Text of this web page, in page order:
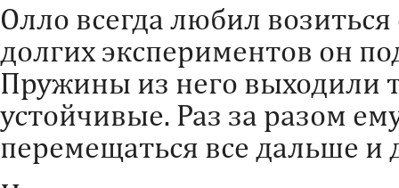
Олло всегда любил
долгих экспериментов он
Пружины из него выходили
устойчивые. Раз за разом
перемещаться все дальше и